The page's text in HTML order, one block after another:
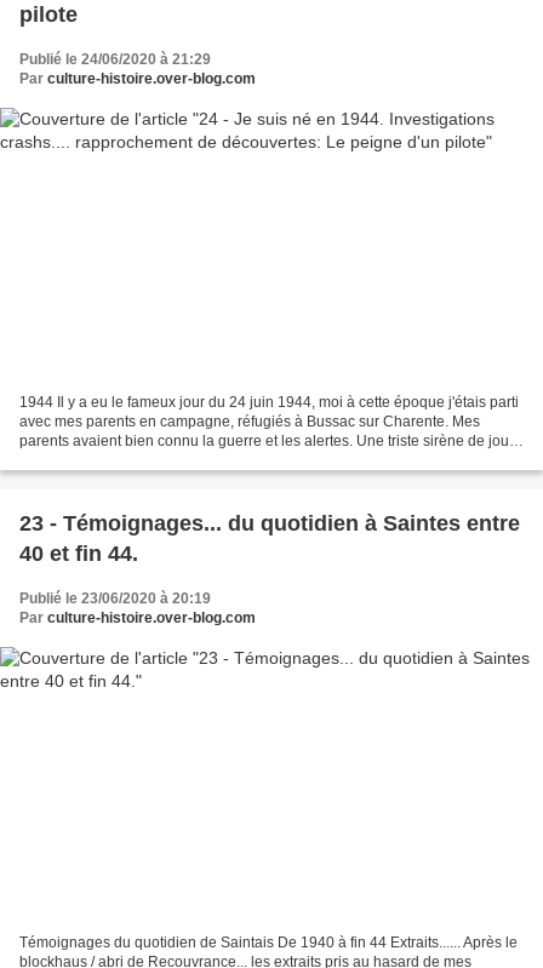
pilote
Publié le 24/06/2020 à 21:29
Par culture-histoire.over-blog.com
1944 Il y a eu le fameux jour du 24 juin 1944, moi à cette époque j'étais parti
avec mes parents en campagne, réfugiés à Bussac sur Charente. Mes
parents avaient bien connu la guerre et les alertes. Une triste sirène de jour
23 - Témoignages... du quotidien à Saintes entre
40 et fin 44.
Publié le 23/06/2020 à 20:19
Par culture-histoire.over-blog.com
Témoignages du quotidien de Saintais De 1940 à fin 44 Extraits...... Après le
blockhaus / abri de Recouvrance... les extraits pris au hasard de mes